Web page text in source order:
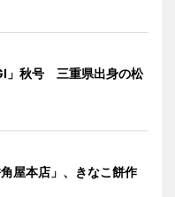
」秋号 三重県出身の松
屋本店」、きなこ餅作